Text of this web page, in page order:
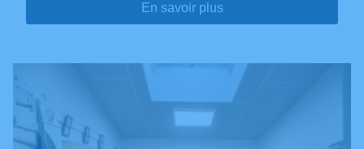
En savoir plus